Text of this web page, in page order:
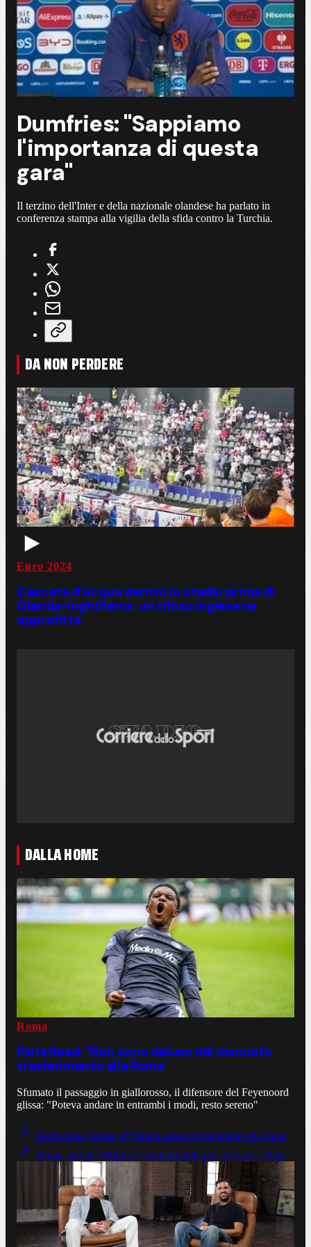
Dumfries: "Sappiamo
l'importanza di questa
gara"
Il terzino dell'Inter e della nazionale olandese ha parlato in
conferenza stampa alla vigilia della sfida contro la Turchia.
DA NON PERDERE
Euro 2024
Cascata d’acqua dentro lo stadio prima di
Olanda-Inghilterra: un tifoso inglese ne
approfitta
DALLA HOME
Roma
Parla Read: "Non sono deluso dal mancato
trasferimento alla Roma"
Sfumato il passaggio in giallorosso, il difensore del Feyenoord
glissa: "Poteva andare in entrambi i modi, resto sereno"
Retroscena Roma, D'Amico stanco della telenovela Read
Roma, perché Molina è fondamentale per arrivare a Nusa